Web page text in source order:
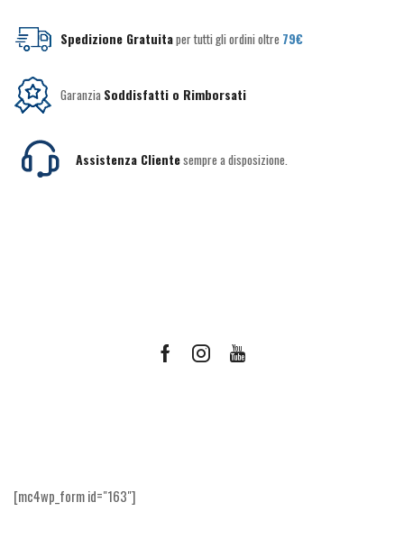
Spedizione Gratuitaper tutti gli ordini oltre 79€
Garanzia Soddisfatti o Rimborsati
Assistenza Clientesempre a disposizione.
FacebookInstagramYoutube
[mc4wp_form id="163"]